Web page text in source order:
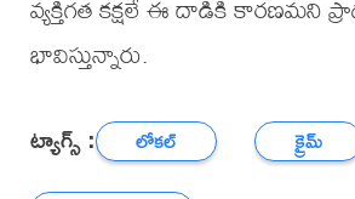
భావిస్తున్నారు.
ట్యాగ్స్ : లోకల్
క్రైమ్